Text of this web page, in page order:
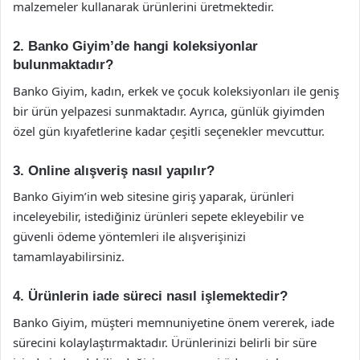
malzemeler kullanarak ürünlerini üretmektedir.
2. Banko Giyim’de hangi koleksiyonlar
bulunmaktadır?
Banko Giyim, kadın, erkek ve çocuk koleksiyonları ile geniş
bir ürün yelpazesi sunmaktadır. Ayrıca, günlük giyimden
özel gün kıyafetlerine kadar çeşitli seçenekler mevcuttur.
3. Online alışveriş nasıl yapılır?
Banko Giyim’in web sitesine giriş yaparak, ürünleri
inceleyebilir, istediğiniz ürünleri sepete ekleyebilir ve
güvenli ödeme yöntemleri ile alışverişinizi
tamamlayabilirsiniz.
4. Ürünlerin iade süreci nasıl işlemektedir?
Banko Giyim, müşteri memnuniyetine önem vererek, iade
sürecini kolaylaştırmaktadır. Ürünlerinizi belirli bir süre